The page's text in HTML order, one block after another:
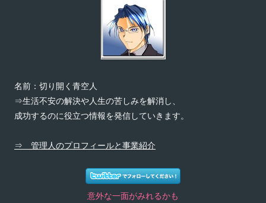
名前：切り開く青空人
⇒生活不安の解決や人生の苦しみを解消し、
成功するのに役立つ情報を発信していきます。
⇒ 管理人のプロフィールと事業紹介
意外な一面がみれるかも